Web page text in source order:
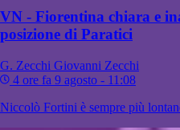
VN - Fiorentina chiara e
posizione di Paratici
G. Zecchi Giovanni Zecchi
4 ore fa 9 agosto - 11:08
Niccolò Fortini è sempre più